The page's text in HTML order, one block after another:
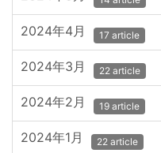
2024年4月 17 article
2024年3月 22 article
2024年2月 19 article
2024年1月 22 article